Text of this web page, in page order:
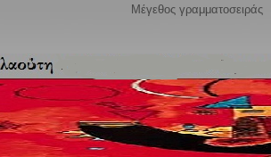
Μέγεθος γραμματοσειράς